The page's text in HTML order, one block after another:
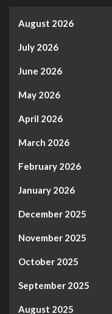
August 2026
July 2026
June 2026
May 2026
April 2026
March 2026
February 2026
January 2026
December 2025
November 2025
October 2025
September 2025
August 2025